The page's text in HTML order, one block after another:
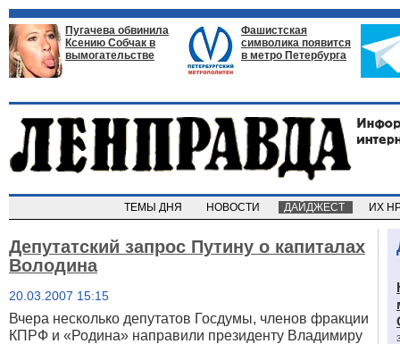
Пугачева обвинила
Ксению Собчак в
вымогательстве
Фашистская
символика появится
в метро Петербурга
ТЕМЫ ДНЯ НОВОСТИ ДАЙДЖЕСТ ИХ
Депутатский запрос Путину о капиталах
Володина
20.03.2007 15:15
Вчера несколько депутатов Госдумы, членов фракции
КПРФ и «Родина» направили президенту Владимиру